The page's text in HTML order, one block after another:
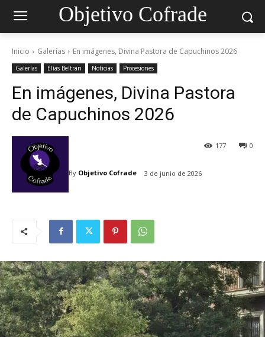
Objetivo Cofrade
Inicio Galerías En imágenes, Divina Pastora de Capuchinos 2026
Galerías Elías Beltrán Noticias Procesiones
En imágenes, Divina Pastora
de Capuchinos 2026
By Objetivo Cofrade 3 de junio de 2026
0
177